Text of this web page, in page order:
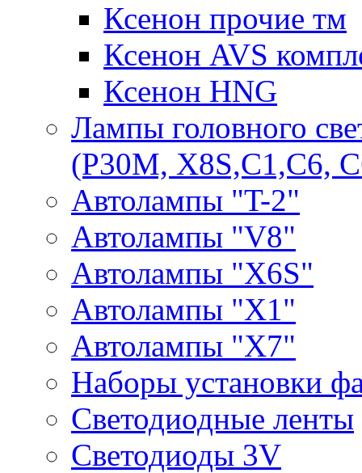
Ксенон прочие тм
Ксенон AVS
Ксенон HNG
Лампы головного
(P30M, X8S,С1,С6,
Автолампы "T-2"
Автолампы "V8"
Автолампы "X6S"
Автолампы "Х1"
Автолампы "Х7"
Наборы установки
Светодиодные ленты
Светодиоды 3V